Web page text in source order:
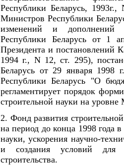
Республики Беларусь,
Министров Республики
изменений и дополнений
Республики Беларусь от 1
Президента и постановлений
1994 г., N 12, ст. 295),
Беларусь от 29 января 1998
Республики Беларусь "О
регламентирует порядок
строительной науки на
2. Фонд развития
на период до конца 1998 года
науки, ускорения научно-
и создания условий для
строительства.